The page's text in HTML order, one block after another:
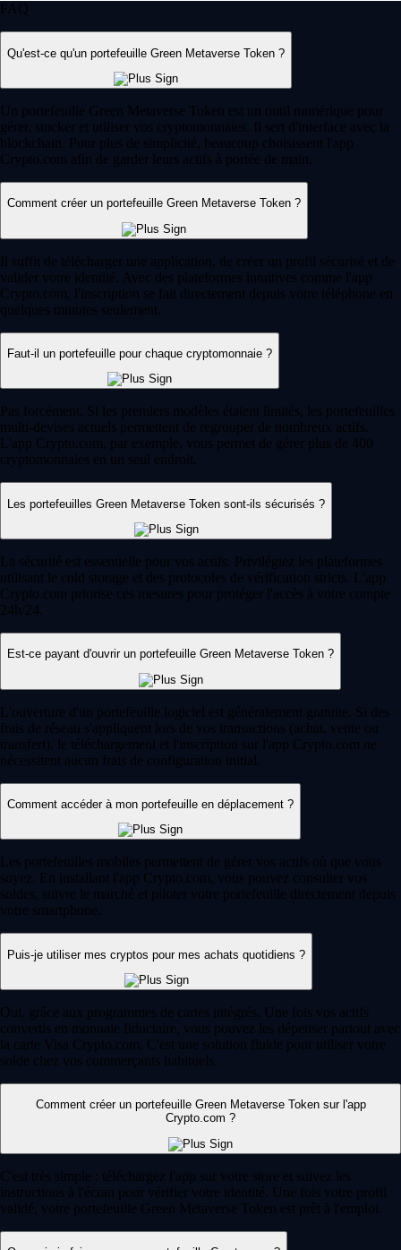
FAQ
Qu'est-ce qu'un portefeuille Green Metaverse Token ?
Un portefeuille Green Metaverse Token est un outil numérique pour
gérer, stocker et utiliser vos cryptomonnaies. Il sert d'interface avec la
blockchain. Pour plus de simplicité, beaucoup choisissent l'app
Crypto.com afin de garder leurs actifs à portée de main.
Comment créer un portefeuille Green Metaverse Token ?
Il suffit de télécharger une application, de créer un profil sécurisé et de
valider votre identité. Avec des plateformes intuitives comme l'app
Crypto.com, l'inscription se fait directement depuis votre téléphone en
quelques minutes seulement.
Faut-il un portefeuille pour chaque cryptomonnaie ?
Pas forcément. Si les premiers modèles étaient limités, les portefeuilles
multi-devises actuels permettent de regrouper de nombreux actifs.
L'app Crypto.com, par exemple, vous permet de gérer plus de 400
cryptomonnaies en un seul endroit.
Les portefeuilles Green Metaverse Token sont-ils sécurisés ?
La sécurité est essentielle pour vos actifs. Privilégiez les plateformes
utilisant le cold storage et des protocoles de vérification stricts. L'app
Crypto.com priorise ces mesures pour protéger l'accès à votre compte
24h/24.
Est-ce payant d'ouvrir un portefeuille Green Metaverse Token ?
L'ouverture d'un portefeuille logiciel est généralement gratuite. Si des
frais de réseau s'appliquent lors de vos transactions (achat, vente ou
transfert), le téléchargement et l'inscription sur l'app Crypto.com ne
nécessitent aucun frais de configuration initial.
Comment accéder à mon portefeuille en déplacement ?
Les portefeuilles mobiles permettent de gérer vos actifs où que vous
soyez. En installant l'app Crypto.com, vous pouvez consulter vos
soldes, suivre le marché et piloter votre portefeuille directement depuis
votre smartphone.
Puis-je utiliser mes cryptos pour mes achats quotidiens ?
Oui, grâce aux programmes de cartes intégrés. Une fois vos actifs
convertis en monnaie fiduciaire, vous pouvez les dépenser partout avec
la carte Visa Crypto.com. C'est une solution fluide pour utiliser votre
solde chez vos commerçants habituels.
Comment créer un portefeuille Green Metaverse Token sur l'app
Crypto.com ?
C'est très simple : téléchargez l'app sur votre store et suivez les
instructions à l'écran pour vérifier votre identité. Une fois votre profil
validé, votre portefeuille Green Metaverse Token est prêt à l'emploi.